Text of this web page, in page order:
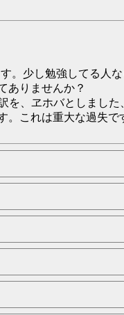
。少し勉強してる人な
ありませんか？
、ヱホバとしました
。これは重大な過失で